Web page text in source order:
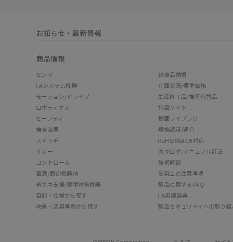
お知らせ・最新情報
商品情報
センサ
FAシステム機器
モーション/ドライブ
ロボティクス
セーフティ
検査装置
スイッチ
リレー
コントロール
電源/周辺機器他
省エネ支援/環境対策機器
目的・仕様から探す
改善・活用事例から探す
新商品情報
在庫状況/標準価格
生産終了品/推奨代替品
特設サイト
動画ライブラリ
規格認証/適合
RoHS/REACH対応
カタログ/マニュアル訂正
技術解説
使用上の注意事項
製品に関するFAQ
FA用語辞典
製品セキュリティへの取り